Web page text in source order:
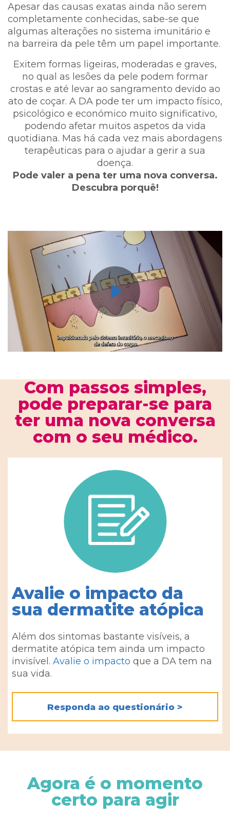
Apesar das causas exatas ainda não serem
completamente conhecidas, sabe-se que
algumas alterações no sistema imunitário e
na barreira da pele têm um papel importante.
Exitem formas ligeiras, moderadas e graves,
no qual as lesões da pele podem formar
crostas e até levar ao sangramento devido ao
ato de coçar. A DA pode ter um impacto físico,
psicológico e económico muito significativo,
podendo afetar muitos aspetos da vida
quotidiana. Mas há cada vez mais abordagens
terapêuticas para o ajudar a gerir a sua
doença.
Pode valer a pena ter uma nova conversa.
Descubra porquê!
Play
Com passos simples,
pode preparar-se para
ter uma nova conversa
com o seu médico.
Avalie o impacto da
sua dermatite atópica
Além dos sintomas bastante visíveis, a
dermatite atópica tem ainda um impacto
invisível. Avalie o impacto que a DA tem na
sua vida.
Responda ao questionário >
Agora é o momento
certo para agir